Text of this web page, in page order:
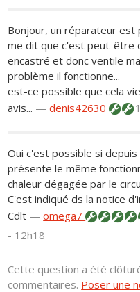
Bonjour, un réparateur est
me dit que c'est peut-être
encastré et donc ventile
problème il fonctionne...
est-ce possible que cela
avis... —denis42630
Oui c'est possible si
présente le même
chaleur dégagée par le
C'est indiqué ds la notice
Cdlt —omega7
- 12h18
Cette question a été
commentaires. Poser une